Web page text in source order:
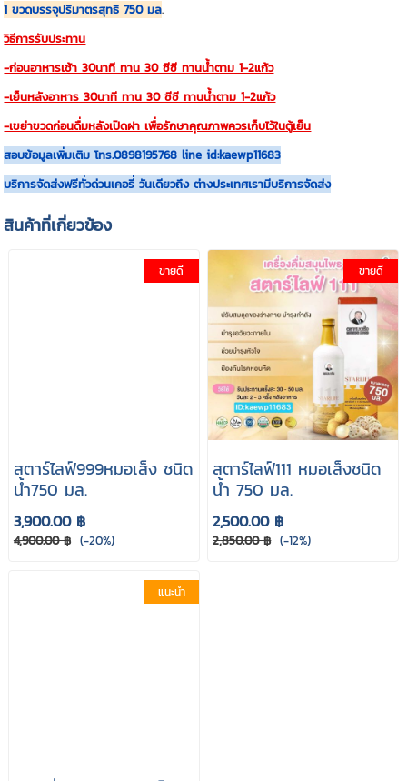
1 ขวดบรรจุปริมาตรสุทธิ 750 มล.
วิธีการรับประทาน
-ก่อนอาหารเช้า 30นาที ทาน 30 ซีซี ทานนํ้าตาม 1-2แก้ว
-เย็นหลังอาหาร 30นาที ทาน 30 ซีซี ทานนํ้าตาม 1-2แก้ว
-เขย่าขวดก่อนดื่มหลังเปิดฝา เพื่อรักษาคุณภาพควรเก็บไว้ในตู้เย็น
สอบข้อมูลเพิ่มเติม โทร.0898195768 line id:kaewp11683
บริการจัดส่งฟรีทั่วด่วนเคอรี่ วันเดียวถึง ต่างประเทศเรามีบริการจัดส่ง
สินค้าที่เกี่ยวข้อง
ขายดี
สตาร์ไลฟ์999หมอเส็ง ชนิด
นํ้า750 มล.
3,900.00 ฿
4,900.00 ฿ (-20%)
ขายดี
สตาร์ไลฟ์111 หมอเส็งชนิด
นํ้า 750 มล.
2,500.00 ฿
2,850.00 ฿ (-12%)
แนะนำ